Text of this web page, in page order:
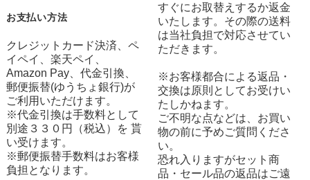
お支払い方法
クレジットカード決済、ペ
イペイ、楽天ペイ、
Amazon Pay、代金引換、
郵便振替(ゆうちょ銀行)が
ご利用いただけます。
※代金引換は手数料として
別途３３０円（税込）を 貰
い受けます。
※郵便振替手数料はお客様
負担となります。
すぐにお取替えするか返金
いたします。その際の送料
は当社負担で対応させてい
ただきます。
※お客様都合による返品・
交換は原則としてお受けい
たしかねます。
ご不明な点などは、お買い
物の前に予めご質問くださ
い。
恐れ入りますがセット商
品・セール品の返品はご遠